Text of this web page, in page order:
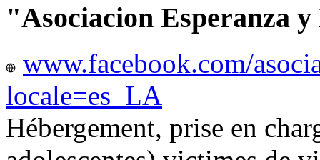
"Asociacion Esperanza
www.facebook.com/
locale=es_LA
Hébergement, prise en